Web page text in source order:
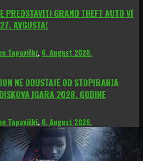
PREDSTAVITI GRAND THEFT AUTO VI
AVGUSTA!
Tapavički, 6. August 2026.
NE ODUSTAJE OD STOPIRANJA
IGARA 2028. GODINE
Tapavički, 6. August 2026.